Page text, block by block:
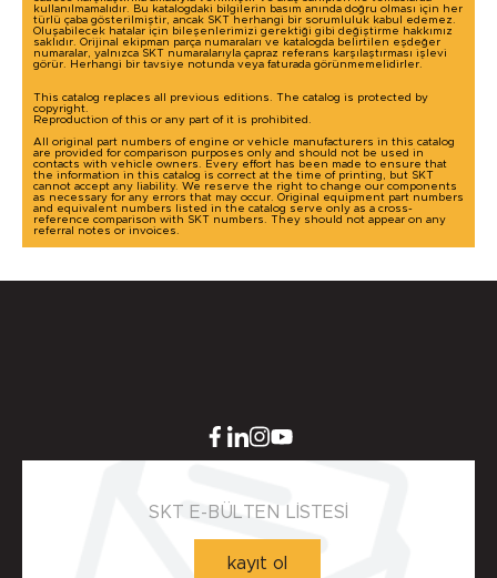
Yuva Toleransı - ISO H8 max.
0.039 mm.
Yuva Yüzey Pürüzlülük Değerleri - µm ( DIN 4768 )
Ra=1,6÷6,3µm, Rz=10÷20µm, Rmax=25µm
Detaylı incelemek için tıklayınız!
kullanılmamalıdır. Bu katalogdaki bilgilerin basım anında doğru olması için her
türlü çaba gösterilmiştir, ancak SKT herhangi bir sorumluluk kabul edemez.
Oluşabilecek hatalar için bileşenlerimizi gerektiği gibi değiştirme hakkımız
saklıdır. Orijinal ekipman parça numaraları ve katalogda belirtilen eşdeğer
numaralar, yalnızca SKT numaralarıyla çapraz referans karşılaştırması işlevi
görür. Herhangi bir tavsiye notunda veya faturada görünmemelidirler.
This catalog replaces all previous editions. The catalog is protected by
copyright.
Reproduction of this or any part of it is prohibited.
All original part numbers of engine or vehicle manufacturers in this catalog
are provided for comparison purposes only and should not be used in
contacts with vehicle owners. Every effort has been made to ensure that
the information in this catalog is correct at the time of printing, but SKT
cannot accept any liability. We reserve the right to change our components
as necessary for any errors that may occur. Original equipment part numbers
and equivalent numbers listed in the catalog serve only as a cross-
reference comparison with SKT numbers. They should not appear on any
referral notes or invoices.
SKT E-BÜLTEN LİSTESİ
kayıt ol